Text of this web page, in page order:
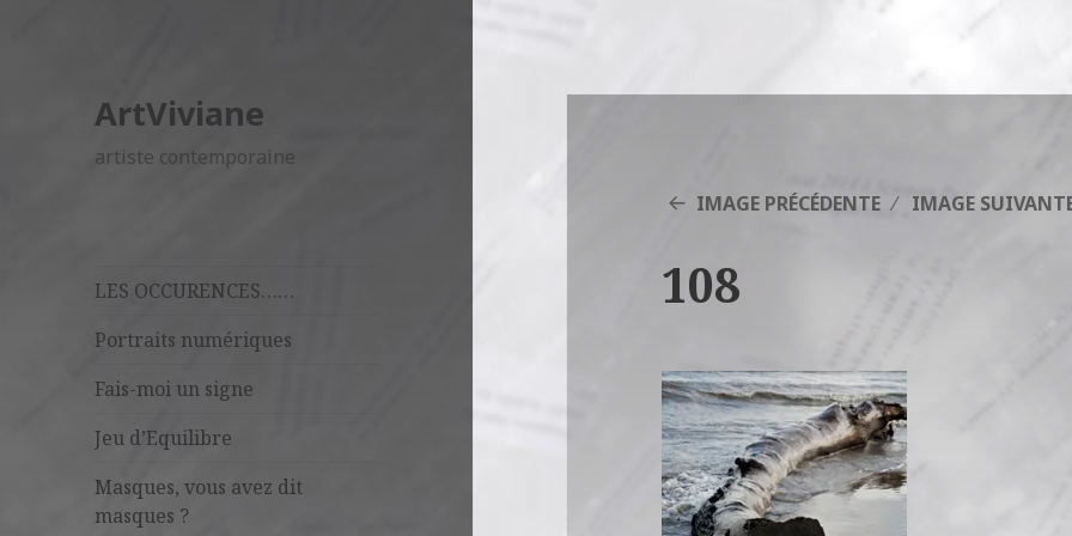
ArtViviane
artiste contemporaine
LES OCCURENCES……
Portraits numériques
Fais-moi un signe
Jeu d’Equilibre
Masques, vous avez dit
masques ?
IMAGE PRÉCÉDENTE IMAGE
108